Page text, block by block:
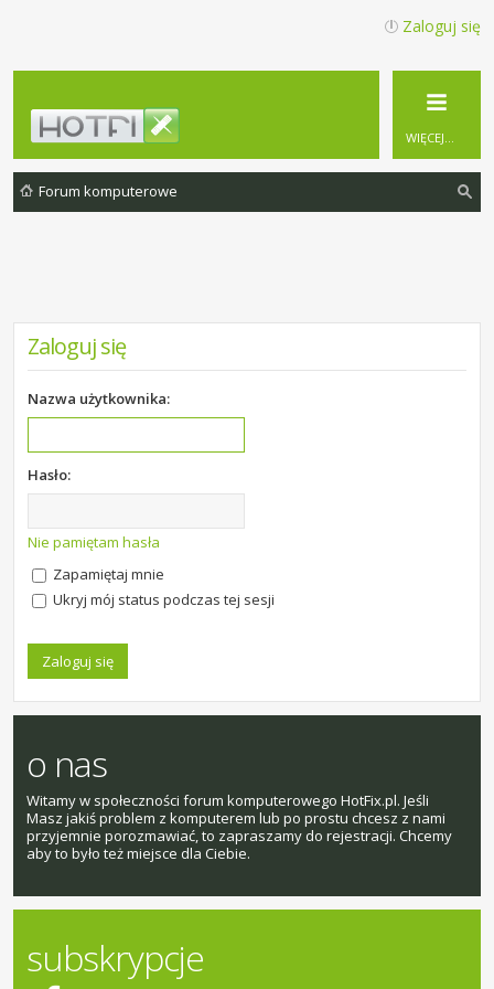
Zaloguj się
WIĘCEJ…
Forum komputerowe
Zaloguj się
Nazwa użytkownika:
Hasło:
Nie pamiętam hasła
Zapamiętaj mnie
Ukryj mój status podczas tej sesji
o nas
Witamy w społeczności forum komputerowego HotFix.pl. Jeśli
Masz jakiś problem z komputerem lub po prostu chcesz z nami
przyjemnie porozmawiać, to zapraszamy do rejestracji. Chcemy
aby to było też miejsce dla Ciebie.
subskrypcje